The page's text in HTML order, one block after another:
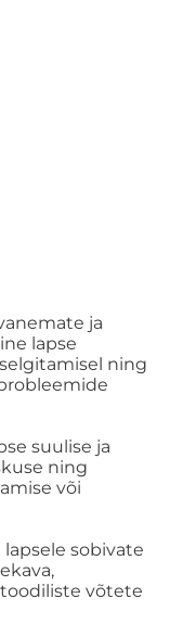
ja
lapse
ning
suulise ja
ning
või
sobivate
võtete